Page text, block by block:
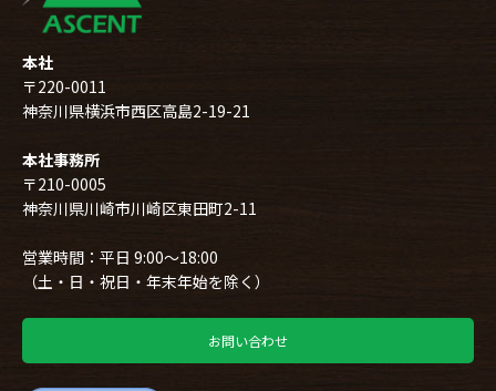
本社
〒220-0011
神奈川県横浜市西区高島2-19-21
本社事務所
〒210-0005
神奈川県川崎市川崎区東田町2-11
営業時間：平日 9:00～18:00
（土・日・祝日・年末年始を除く）
お問い合わせ